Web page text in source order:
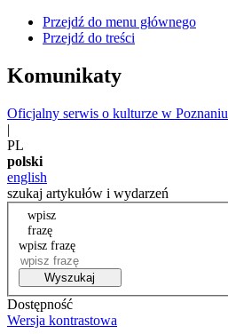
Przejdź do menu głównego
Przejdź do treści
Komunikaty
Oficjalny serwis o kulturze w Poznaniu
|
PL
polski
english
szukaj artykułów i wydarzeń
wpisz
frazę
wpisz frazę
Wyszukaj
Dostępność
Wersja kontrastowa